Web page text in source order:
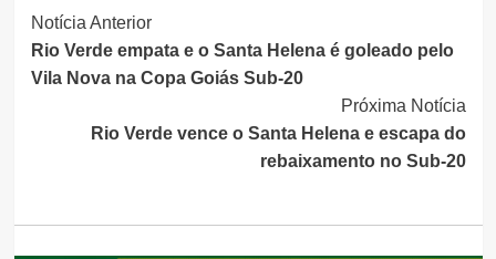
Continue
Lendo
Notícia Anterior
Rio Verde empata e o Santa Helena é goleado pelo
Vila Nova na Copa Goiás Sub-20
Próxima Notícia
Rio Verde vence o Santa Helena e escapa do
rebaixamento no Sub-20